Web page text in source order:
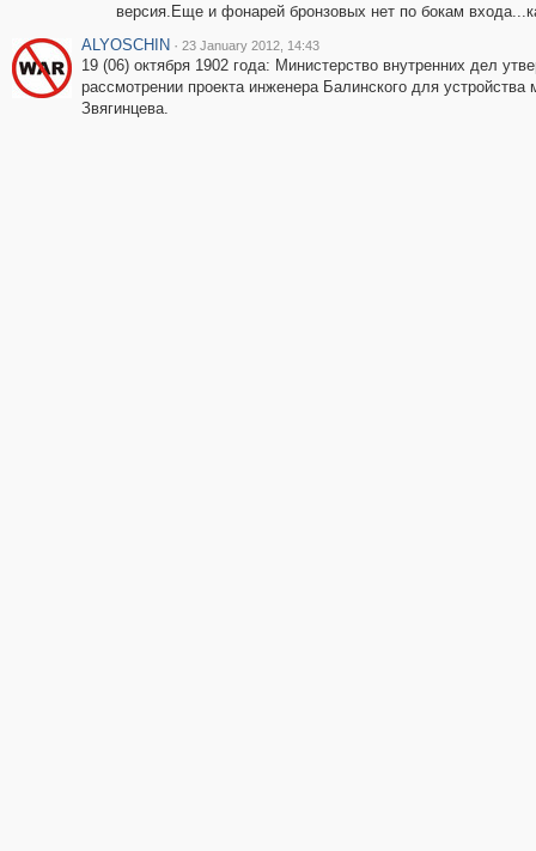
версия.Еще и фонарей бронзовых нет по бокам
ALYOSCHIN · 23 January 2012, 14:43
19 (06) октября 1902 года: Министерство внутренних дел
рассмотрении проекта инженера Балинского для
Звягинцева.